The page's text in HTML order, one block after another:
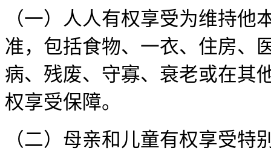
（一）人人有权享受为维持
准，包括食物、一衣、住房、
病、残废、守寡、衰老或在其
权享受保障
（二）母亲和儿童有权享受